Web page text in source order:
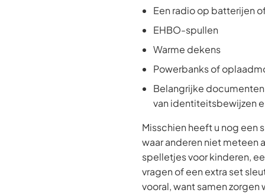
Een radio op batterijen
EHBO-spullen
Warme dekens
Powerbanks of
Belangrijke
van identiteitsbewijzen
Misschien heeft u nog een
waar anderen niet meteen
spelletjes voor kinderen,
vragen of een extra set
vooral, want samen zorgen